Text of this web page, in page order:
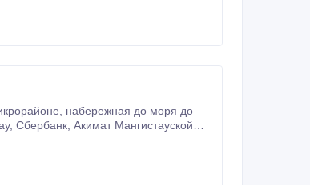
набережная до моря до